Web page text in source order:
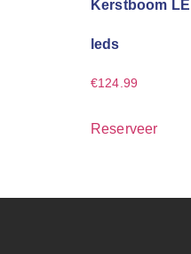
Kerstboom
leds
€124.99
Reserveer